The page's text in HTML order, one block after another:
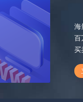
海
百
买